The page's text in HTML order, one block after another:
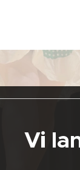
Vi